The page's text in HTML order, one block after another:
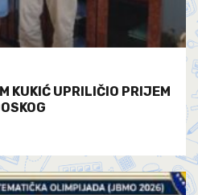
KUKIĆ UPRILIČIO PRIJEM